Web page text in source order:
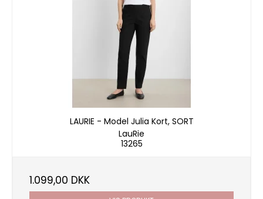
LAURIE - Model Julia Kort, SORT
LauRie
13265
1.099,00 DKK